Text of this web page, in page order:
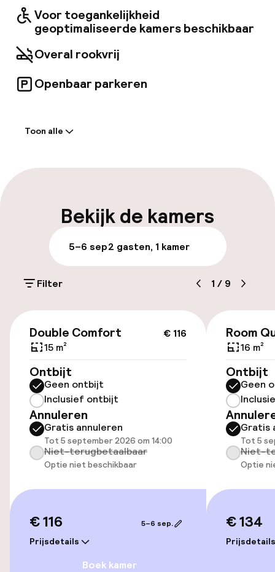
Voor toegankelijkheid
geoptimaliseerde kamers beschikbaar
Overal rookvrij
Openbaar parkeren
Meertalige medewerkers
Parkeren & mobiliteit
Openbaar parkeren
Toegankelijkheid
Overal rolstoeltoegankelijk
Lift
Voor toegankelijkheid
geoptimaliseerde kamers beschikbaar
Kamers
geoptimaliseerde kamers beschikbaar
Privé zwembad
Toon alle
Bekijk de kamers
5–6 sep2 gasten, 1 kamer
Filter 1 / 9
€ 116
Double Comfort
15 m²
Ontbijt
Geen ontbijt
Inclusief ontbijt
Annuleren
Gratis annuleren
Tot 5 september 2026 om 14:00
Niet-terugbetaalbaar
Optie niet beschikbaar
€ 116
Prijsdetails
5–6 sep.
Boek kamer
Room
16 m²
Ontbijt
Geen
Gratis
Tot 5
Niet-
Optie
€ 134
Prijsdetails